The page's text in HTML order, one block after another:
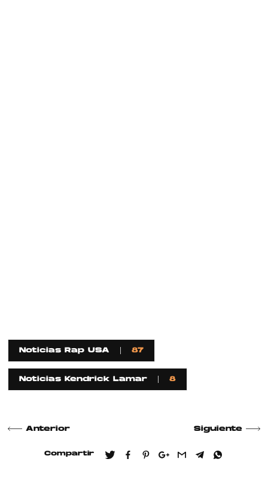
Noticias Rap USA 87
Noticias Kendrick Lamar 8
Anterior Siguiente
Compartir